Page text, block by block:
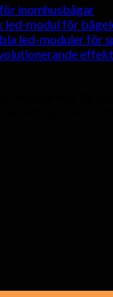
inomhusbågar
led-modul för
led-moduler för